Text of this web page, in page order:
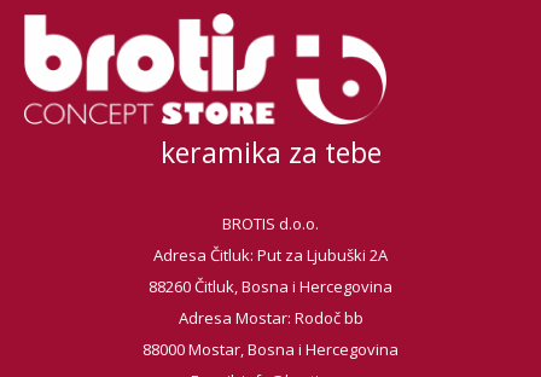
keramika za tebe
BROTIS d.o.o.
Adresa Čitluk: Put za Ljubuški 2A
88260 Čitluk, Bosna i Hercegovina
Adresa Mostar: Rodoč bb
88000 Mostar, Bosna i Hercegovina